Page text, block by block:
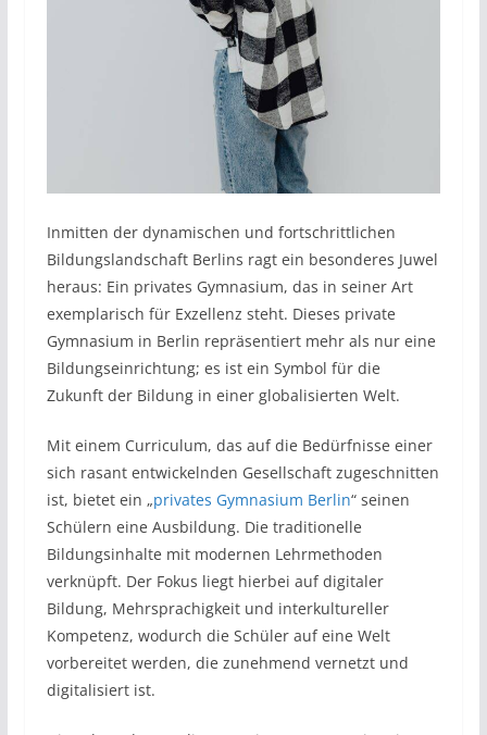
Inmitten der dynamischen und fortschrittlichen
Bildungslandschaft Berlins ragt ein besonderes Juwel
heraus: Ein privates Gymnasium, das in seiner Art
exemplarisch für Exzellenz steht. Dieses private
Gymnasium in Berlin repräsentiert mehr als nur eine
Bildungseinrichtung; es ist ein Symbol für die
Zukunft der Bildung in einer globalisierten Welt.
Mit einem Curriculum, das auf die Bedürfnisse einer
sich rasant entwickelnden Gesellschaft zugeschnitten
ist, bietet ein „privates Gymnasium Berlin“ seinen
Schülern eine Ausbildung. Die traditionelle
Bildungsinhalte mit modernen Lehrmethoden
verknüpft. Der Fokus liegt hierbei auf digitaler
Bildung, Mehrsprachigkeit und interkultureller
Kompetenz, wodurch die Schüler auf eine Welt
vorbereitet werden, die zunehmend vernetzt und
digitalisiert ist.